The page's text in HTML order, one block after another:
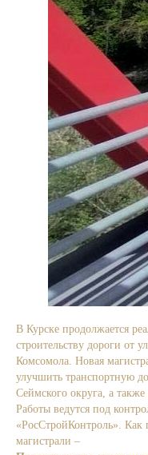
В Курске продолжается
строительству дороги от
Комсомола. Новая
улучшить транспортную
Сеймского округа, а
Работы ведутся под
«РосСтройКонтроль». Как
магистрали –